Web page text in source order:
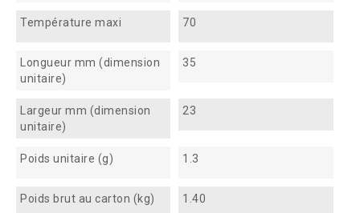
Température maxi 70
Longueur mm (dimension
unitaire)
35
Largeur mm (dimension
unitaire)
23
Poids unitaire (g) 1.3
Poids brut au carton (kg) 1.40